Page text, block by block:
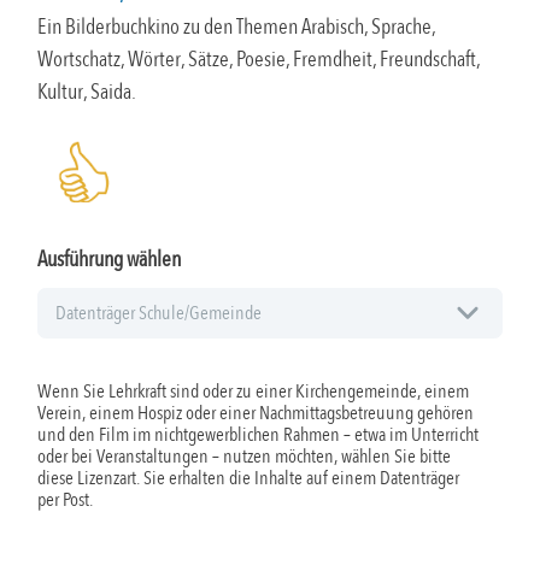
Ein Bilderbuchkino zu den Themen Arabisch, Sprache,
Wortschatz, Wörter, Sätze, Poesie, Fremdheit, Freundschaft,
Kultur, Saida.
Ausführung wählen
Wenn Sie Lehrkraft sind oder zu einer Kirchengemeinde, einem
Verein, einem Hospiz oder einer Nachmittagsbetreuung gehören
und den Film im nichtgewerblichen Rahmen – etwa im Unterricht
oder bei Veranstaltungen – nutzen möchten, wählen Sie bitte
diese Lizenzart. Sie erhalten die Inhalte auf einem Datenträger
per Post.